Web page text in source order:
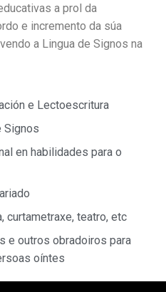
a prol da
e incremento da súa
a Lingua de Signos na
e Lectoescritura
Signos
en habilidades para o
curtametraxe, teatro, etc
e outros obradoiros para
oíntes